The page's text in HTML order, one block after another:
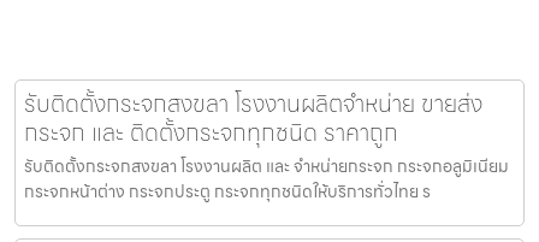
รับติดตั้งกระจกสงขลา โรงงานผลิตจำหน่าย ขายส่ง
กระจก และ ติดตั้งกระจกทุกชนิด ราคาถูก
รับติดตั้งกระจกสงขลา โรงงานผลิต และ จำหน่ายกระจก กระจกอลูมิเนียม
กระจกหน้าต่าง กระจกประตู กระจกทุกชนิดให้บริการทั่วไทย ร